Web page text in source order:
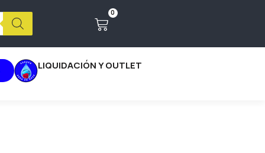
0
LIQUIDACIÓN Y OUTLET